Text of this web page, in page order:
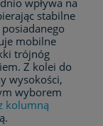
wpływa na
stabilne
mobilne
trójnóg
Z kolei do
wysokości,
wyborem
kolumną